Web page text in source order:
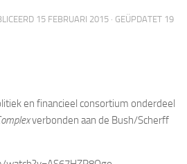
15 FEBRUARI 2015 · GEÜPDATET 19
en financieel consortium onderdeel
verbonden aan de Bush/Scherff